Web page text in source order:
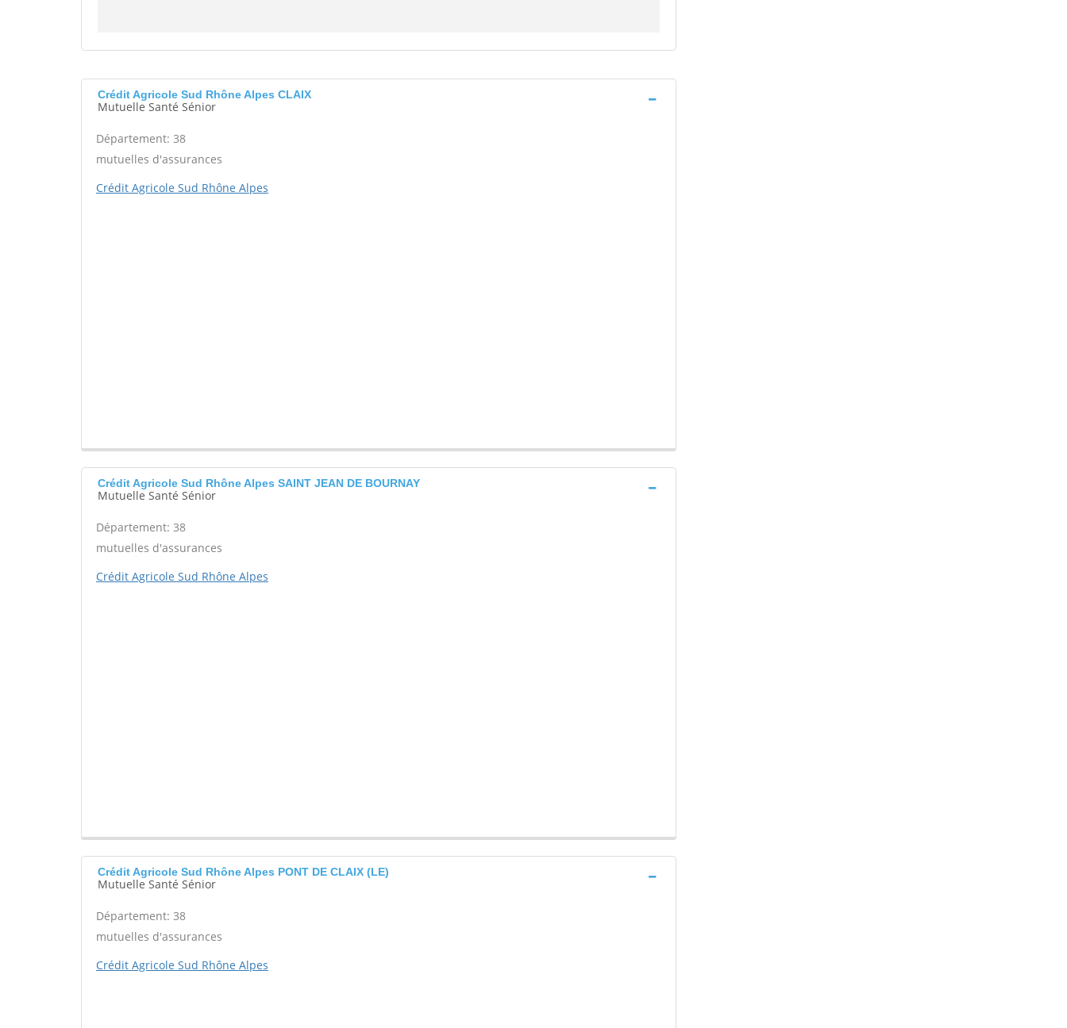
Crédit Agricole Sud Rhône Alpes CLAIX
Mutuelle Santé Sénior
Département: 38
mutuelles d'assurances
Crédit Agricole Sud Rhône Alpes
Crédit Agricole Sud Rhône Alpes SAINT JEAN DE BOURNAY
Mutuelle Santé Sénior
Département: 38
mutuelles d'assurances
Crédit Agricole Sud Rhône Alpes
Crédit Agricole Sud Rhône Alpes PONT DE CLAIX (LE)
Mutuelle Santé Sénior
Département: 38
mutuelles d'assurances
Crédit Agricole Sud Rhône Alpes